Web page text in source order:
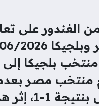
الغندور على
منتخب مصر وبلجيكا
عاد منتخب بلجيكا
منتخب مصر
أدرك التعادل